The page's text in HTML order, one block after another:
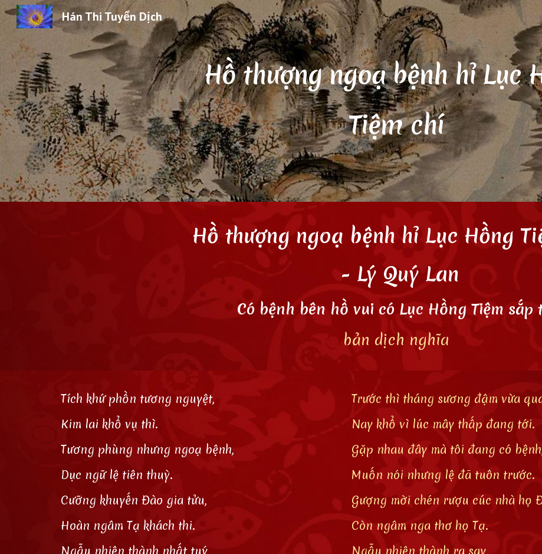
Skip to main content Skip to navigation
Hán Thi Tuyển Dịch
Hồ thượng ngoạ bệnh hỉ Lục
Tiệm chí
Hồ thượng ngoạ bệnh hỉ Lục Hồng
- Lý Quý Lan
Có bệnh bên hồ vui có Lục Hồng Tiệm sắp
bản dịch nghĩa
Tích khứ phồn tương nguyệt,
Kim lai khổ vụ thì.
Tương phùng nhưng ngoạ bệnh,
Dục ngữ lệ tiên thuỳ.
Cưỡng khuyến Đào gia tửu,
Hoàn ngâm Tạ khách thi.
Ngẫu nhiên thành nhất tuý,
Trước thì tháng sương đậm vừa
Nay khổ vì lúc mây thấp đang tới.
Gặp nhau đây mà tôi đang có
Muốn nói nhưng lệ đã tuôn trước.
Gượng mời chén rượu cúc nhà họ
Còn ngâm nga thơ họ Tạ.
Ngẫu nhiên thành ra say,